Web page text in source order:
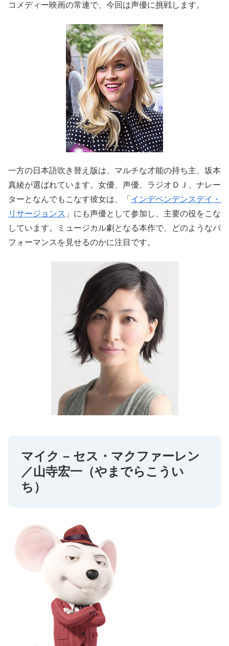
コメディー映画の常連で、今回は声優に挑戦します。
一方の日本語吹き替え版は、マルチな才能の持ち主、坂本
真綾が選ばれています。女優、声優、ラジオＤＪ、ナレー
ターとなんでもこなす彼女は、「 インデペンデンスデイ・
リサージョンス 」にも声優として参加し、主要の役をこな
しています。ミュージカル劇となる本作で、どのようなパ
フォーマンスを見せるのかに注目です。
マイク – セス・マクファーレン
／山寺宏一（やまでらこうい
ち）